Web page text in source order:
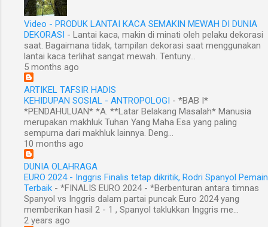
Video - PRODUK LANTAI KACA SEMAKIN MEWAH DI DUNIA
DEKORASI - Lantai kaca, makin di minati oleh pelaku dekorasi
saat. Bagaimana tidak, tampilan dekorasi saat menggunakan
lantai kaca terlihat sangat mewah. Tentuny...
5 months ago
ARTIKEL TAFSIR HADIS
KEHIDUPAN SOSIAL - ANTROPOLOGI - *BAB I*
*PENDAHULUAN* *A. **Latar Belakang Masalah* Manusia
merupakan makhluk Tuhan Yang Maha Esa yang paling
sempurna dari makhluk lainnya. Deng...
10 months ago
DUNIA OLAHRAGA
EURO 2024 - Inggris Finalis tetap dikritik, Rodri Spanyol Pemain
Terbaik - *FINALIS EURO 2024 - *Berbenturan antara timnas
Spanyol vs Inggris dalam partai puncak Euro 2024 yang
memberikan hasil 2 - 1 , Spanyol taklukkan Inggris me...
2 years ago